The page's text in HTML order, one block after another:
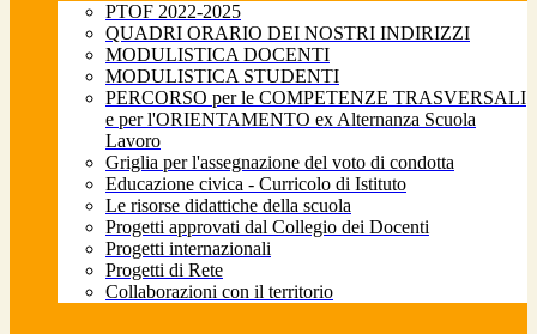
PTOF 2022-2025
QUADRI ORARIO DEI NOSTRI INDIRIZZI
MODULISTICA DOCENTI
MODULISTICA STUDENTI
PERCORSO per le COMPETENZE TRASVERSALI
e per l'ORIENTAMENTO ex Alternanza Scuola
Lavoro
Griglia per l'assegnazione del voto di condotta
Educazione civica - Curricolo di Istituto
Le risorse didattiche della scuola
Progetti approvati dal Collegio dei Docenti
Progetti internazionali
Progetti di Rete
Collaborazioni con il territorio